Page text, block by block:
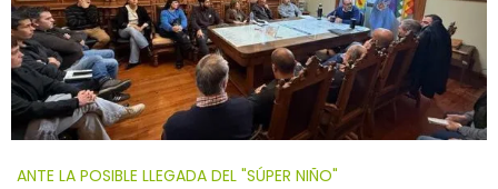
ANTE LA POSIBLE LLEGADA DEL "SÚPER NIÑO"